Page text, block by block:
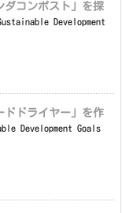
ダコンポスト」を探
Development
ドドライヤー」を作
Development Goals